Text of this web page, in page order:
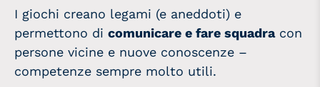
I giochi creano legami (e aneddoti) e
permettono di comunicare e fare squadracon
persone vicine e nuove conoscenze –
competenze sempre molto utili.